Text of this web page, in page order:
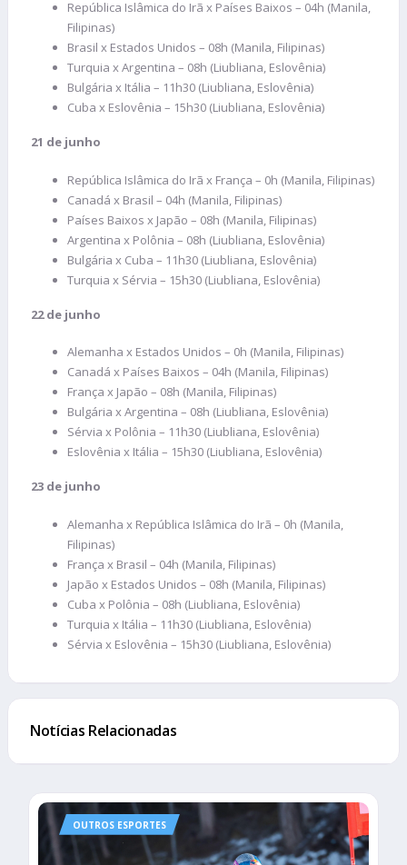
República Islâmica do Irã x Países Baixos – 04h (Manila,
Filipinas)
Brasil x Estados Unidos – 08h (Manila, Filipinas)
Turquia x Argentina – 08h (Liubliana, Eslovênia)
Bulgária x Itália – 11h30 (Liubliana, Eslovênia)
Cuba x Eslovênia – 15h30 (Liubliana, Eslovênia)
21 de junho
República Islâmica do Irã x França – 0h (Manila, Filipinas)
Canadá x Brasil – 04h (Manila, Filipinas)
Países Baixos x Japão – 08h (Manila, Filipinas)
Argentina x Polônia – 08h (Liubliana, Eslovênia)
Bulgária x Cuba – 11h30 (Liubliana, Eslovênia)
Turquia x Sérvia – 15h30 (Liubliana, Eslovênia)
22 de junho
Alemanha x Estados Unidos – 0h (Manila, Filipinas)
Canadá x Países Baixos – 04h (Manila, Filipinas)
França x Japão – 08h (Manila, Filipinas)
Bulgária x Argentina – 08h (Liubliana, Eslovênia)
Sérvia x Polônia – 11h30 (Liubliana, Eslovênia)
Eslovênia x Itália – 15h30 (Liubliana, Eslovênia)
23 de junho
Alemanha x República Islâmica do Irã – 0h (Manila,
Filipinas)
França x Brasil – 04h (Manila, Filipinas)
Japão x Estados Unidos – 08h (Manila, Filipinas)
Cuba x Polônia – 08h (Liubliana, Eslovênia)
Turquia x Itália – 11h30 (Liubliana, Eslovênia)
Sérvia x Eslovênia – 15h30 (Liubliana, Eslovênia)
Notícias Relacionadas
OUTROS ESPORTES